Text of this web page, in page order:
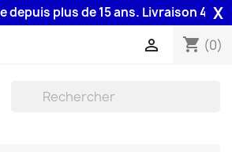
plus de 15 ans. Livraison 48H X
shopping_cart (0)
